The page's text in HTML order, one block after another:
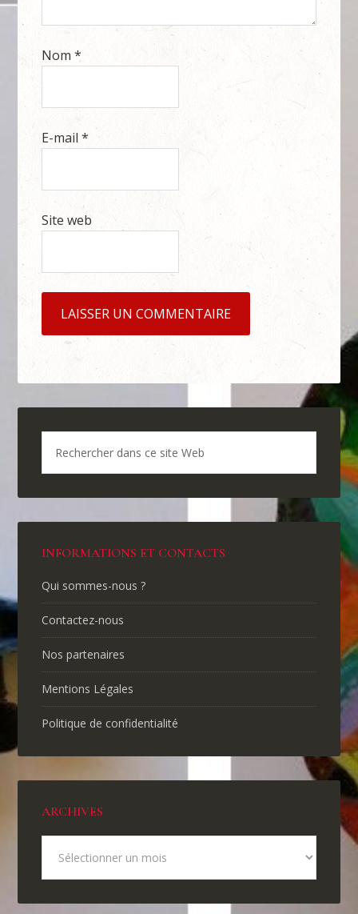
Nom*
E-mail*
Site web
INFORMATIONS ET CONTACTS
Qui sommes-nous ?
Contactez-nous
Nos partenaires
Mentions Légales
Politique de confidentialité
ARCHIVES